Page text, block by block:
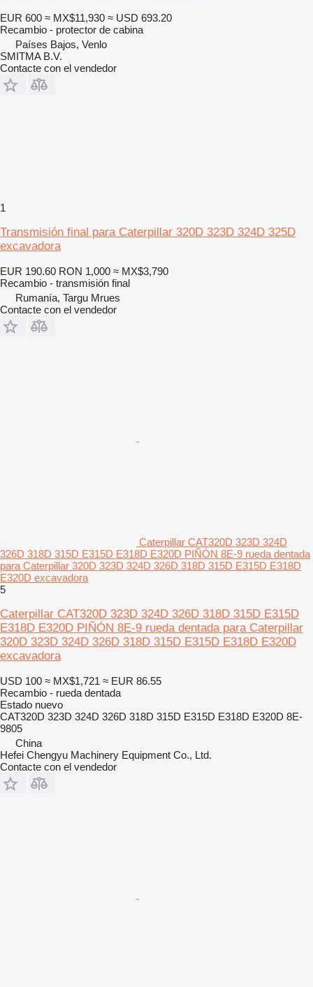
EUR 600 ≈ MX$11,930 ≈ USD 693.20
Recambio - protector de cabina
Países Bajos, Venlo
SMITMA B.V.
Contacte con el vendedor
1
Transmisión final para Caterpillar 320D 323D 324D 325D
excavadora
EUR 190.60 RON 1,000 ≈ MX$3,790
Recambio - transmisión final
Rumanía, Targu Mrues
Contacte con el vendedor
Caterpillar CAT320D 323D 324D
326D 318D 315D E315D E318D E320D PIÑÓN 8E-9 rueda dentada
para Caterpillar 320D 323D 324D 326D 318D 315D E315D E318D
E320D excavadora
5
Caterpillar CAT320D 323D 324D 326D 318D 315D E315D
E318D E320D PIÑÓN 8E-9 rueda dentada para Caterpillar
320D 323D 324D 326D 318D 315D E315D E318D E320D
excavadora
USD 100 ≈ MX$1,721 ≈ EUR 86.55
Recambio - rueda dentada
Estado nuevo
CAT320D 323D 324D 326D 318D 315D E315D E318D E320D 8E-
9805
China
Hefei Chengyu Machinery Equipment Co., Ltd.
Contacte con el vendedor